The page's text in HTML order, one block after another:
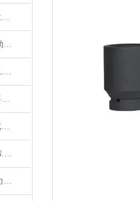
连电脑数显扭矩扳手维修注意事项
浙江握把式电动扭力扳手,电动可调握把式扭力安装扳手价格
上海无线测力仪销售厂家,SGLD无线数字显示测力仪价格
数显扭矩测量仪的使用注意事项：
什么原因影响了数显扭矩测试仪的价格
扳手扭力校准测试架_0-3200N.m扳手扭矩校准仪价格
可调式测力矩扳手,可调公斤力矩扳手工作原理